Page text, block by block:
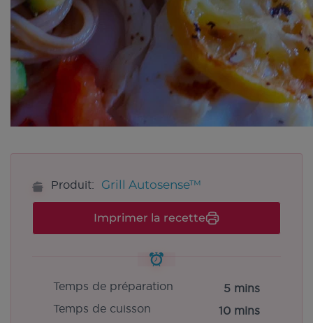
Produit: Grill Autosense™
Imprimer la recette
Temps de préparation
5 mins
Temps de cuisson
10 mins